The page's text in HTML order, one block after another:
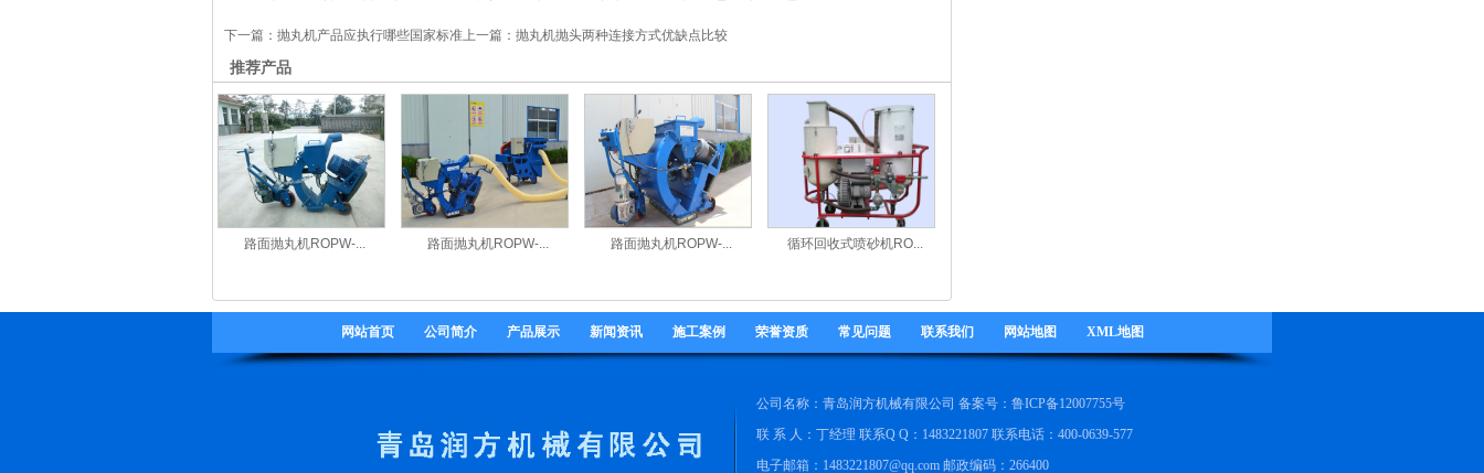
下一篇： 抛丸机产品应执行哪些国家标准上一篇： 抛丸机抛头两种连接方式优缺点比较
推荐产品
路面抛丸机ROPW-... 路面抛丸机ROPW-... 路面抛丸机ROPW-... 循环回收式喷砂机RO...
网站首页 公司简介 产品展示 新闻资讯 施工案例 荣誉资质 常见问题 联系我们 网站地图 XML地图
公司名称：青岛润方机械有限公司 备案号： 鲁ICP备12007755号
联 系 人：丁经理 联系Q Q： 1483221807 联系电话：400-0639-577
电子邮箱：1483221807@qq.com 邮政编码：266400